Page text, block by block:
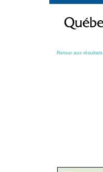
contenu
Retour aux résultats